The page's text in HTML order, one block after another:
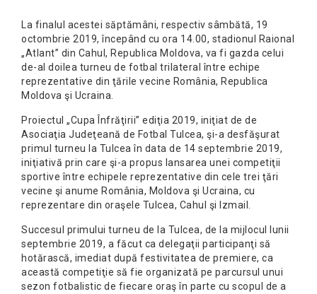
La finalul acestei săptămâni, respectiv sâmbătă, 19
octombrie 2019, începând cu ora 14.00, stadionul Raional
„Atlant” din Cahul, Republica Moldova, va fi gazda celui
de-al doilea turneu de fotbal trilateral între echipe
reprezentative din ţările vecine România, Republica
Moldova şi Ucraina.
Proiectul „Cupa Înfrăţirii” ediţia 2019, iniţiat de de
Asociaţia Judeţeană de Fotbal Tulcea, şi-a desfăşurat
primul turneu la Tulcea în data de 14 septembrie 2019,
iniţiativă prin care şi-a propus lansarea unei competiţii
sportive între echipele reprezentative din cele trei ţări
vecine şi anume România, Moldova şi Ucraina, cu
reprezentare din oraşele Tulcea, Cahul şi Izmail.
Succesul primului turneu de la Tulcea, de la mijlocul lunii
septembrie 2019, a făcut ca delegaţii participanţi să
hotărască, imediat după festivitatea de premiere, ca
această competiţie să fie organizată pe parcursul unui
sezon fotbalistic de fiecare oraş în parte cu scopul de a